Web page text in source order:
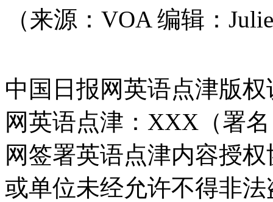
（来源：VOA 编辑：
中国日报网英语点津版
网英语点津：XXX（署
网签署英语点津内容授
或单位未经允许不得非